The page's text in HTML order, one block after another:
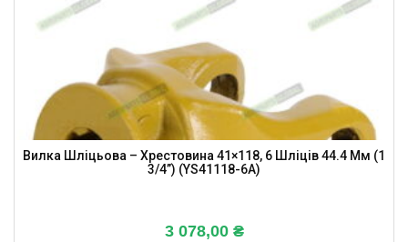
Вилка Шліцьова – Хрестовина 41×118, 6 Шліців 44.4 Мм (1
3/4”) (YS41118-6A)
3 078,00 ₴